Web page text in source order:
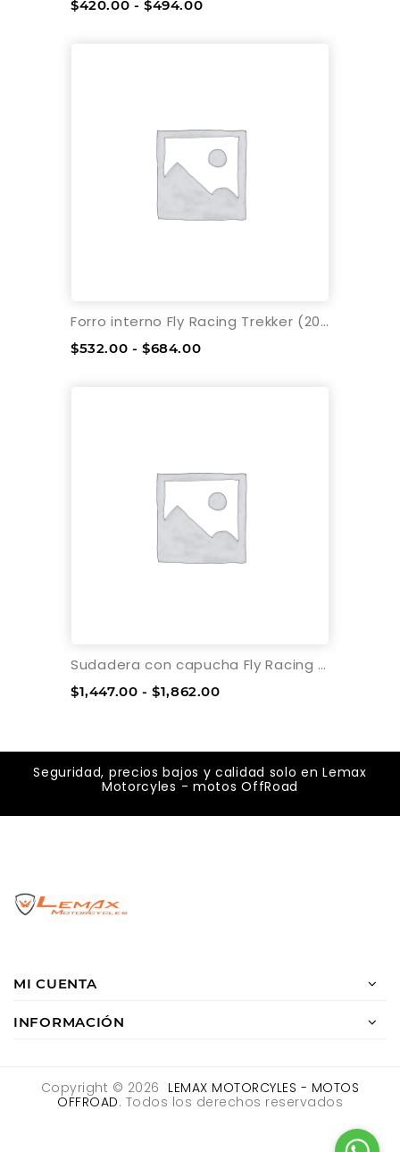
$420.00 - $494.00
Forro interno Fly Racing Trekker (2022 en adelante)
$532.00 - $684.00
Sudadera con capucha Fly Racing Fly Edge parapara Jovencito
$1,447.00 - $1,862.00
Seguridad, precios bajos y calidad solo en Lemax
Motorcyles - motos OffRoad
MI CUENTA
INFORMACIÓN
Copyright © 2026 LEMAX MOTORCYLES - MOTOS
OFFROAD. Todos los derechos reservados